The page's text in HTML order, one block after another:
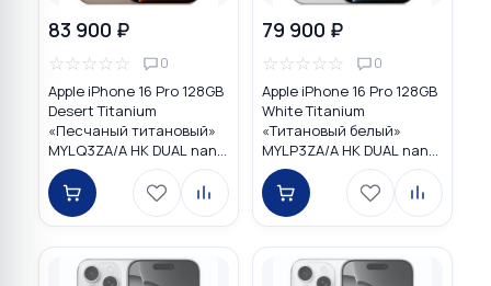
83 900 ₽
☆☆☆☆☆ 0
Apple iPhone 16 Pro 128GB
Desert Titanium
«Песчаный титановый»
MYLQ3ZA/A HK DUAL nano
SIM
79 900 ₽
☆☆☆☆☆ 0
Apple iPhone 16 Pro 128GB
White Titanium
«Титановый белый»
MYLP3ZA/A HK DUAL nano
SIM